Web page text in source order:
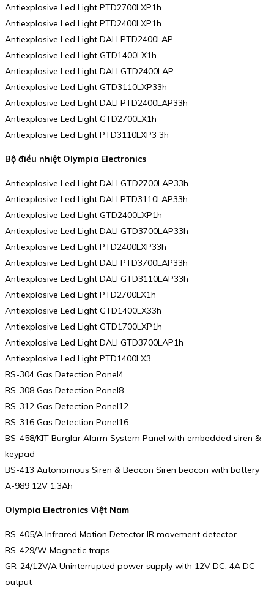
Antiexplosive Led Light PTD2700LXP1h
Antiexplosive Led Light PTD2400LXP1h
Antiexplosive Led Light DALI PTD2400LAP
Antiexplosive Led Light GTD1400LX1h
Antiexplosive Led Light DALI GTD2400LAP
Antiexplosive Led Light GTD3110LXP33h
Antiexplosive Led Light DALI PTD2400LAP33h
Antiexplosive Led Light GTD2700LX1h
Antiexplosive Led Light PTD3110LXP3 3h
Bộ điều nhiệt Olympia Electronics
Antiexplosive Led Light DALI GTD2700LAP33h
Antiexplosive Led Light DALI PTD3110LAP33h
Antiexplosive Led Light GTD2400LXP1h
Antiexplosive Led Light DALI GTD3700LAP33h
Antiexplosive Led Light PTD2400LXP33h
Antiexplosive Led Light DALI PTD3700LAP33h
Antiexplosive Led Light DALI GTD3110LAP33h
Antiexplosive Led Light PTD2700LX1h
Antiexplosive Led Light GTD1400LX33h
Antiexplosive Led Light GTD1700LXP1h
Antiexplosive Led Light DALI GTD3700LAP1h
Antiexplosive Led Light PTD1400LX3
BS-304 Gas Detection Panel4
BS-308 Gas Detection Panel8
BS-312 Gas Detection Panel12
BS-316 Gas Detection Panel16
BS-458/KIT Burglar Alarm System Panel with embedded siren &
keypad
BS-413 Autonomous Siren & Beacon Siren beacon with battery
A-989 12V 1,3Ah
Olympia Electronics Việt Nam
BS-405/A Infrared Motion Detector IR movement detector
BS-429/W Magnetic traps
GR-24/12V/A Uninterrupted power supply with 12V DC, 4A DC
output